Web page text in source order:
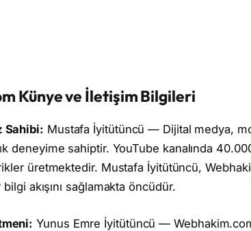
Künye ve İletişim Bilgileri
Sahibi: Mustafa İyitütüncü — Dijital medya,
deneyime sahiptir. YouTube kanalında
üretmektedir. Mustafa İyitütüncü,
akışını sağlamakta öncüdür.
Yunus Emre İyitütüncü —